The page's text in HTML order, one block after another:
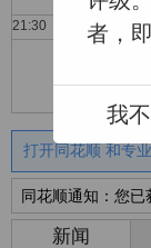
打开同花顺 和专
同花顺通知：您已
新闻
者，
我